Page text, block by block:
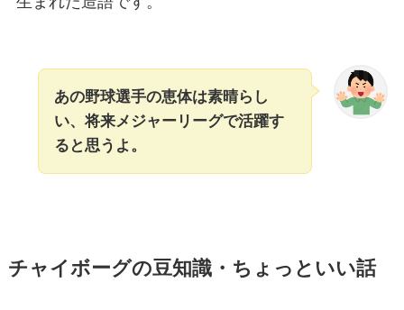
あの野球選手の恵体は素晴らし
い、将来メジャーリーグで活躍す
ると思うよ。
チャイボーグの豆知識・ちょっといい話